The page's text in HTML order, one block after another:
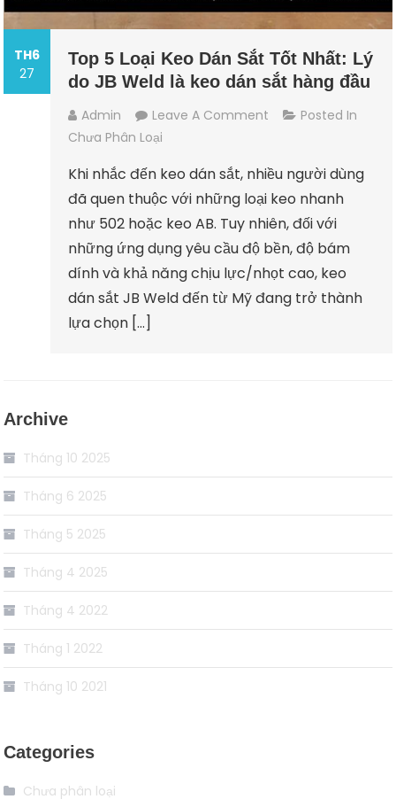
TH6
27
Top 5 Loại Keo Dán Sắt Tốt Nhất: Lý
do JB Weld là keo dán sắt hàng đầu
Admin Leave A Comment
Posted In
Chưa Phân Loại
Khi nhắc đến keo dán sắt, nhiều người dùng
đã quen thuộc với những loại keo nhanh
như 502 hoặc keo AB. Tuy nhiên, đối với
những ứng dụng yêu cầu độ bền, độ bám
dính và khả năng chịu lực/nhọt cao, keo
dán sắt JB Weld đến từ Mỹ đang trở thành
lựa chọn […]
Archive
Tháng 10 2025
Tháng 6 2025
Tháng 5 2025
Tháng 4 2025
Tháng 4 2022
Tháng 1 2022
Tháng 10 2021
Categories
Chưa phân loại